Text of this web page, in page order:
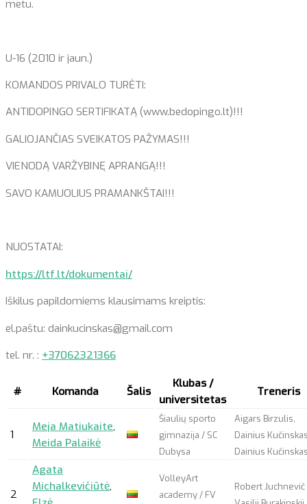
metu.
U-16 (2010 ir jaun.)
KOMANDOS PRIVALO TURĖTI:
ANTIDOPINGO SERTIFIKATĄ (www.bedopingo.lt)!!!
GALIOJANČIAS SVEIKATOS PAŽYMAS!!!
VIENODĄ VARŽYBINĘ APRANGĄ!!!
SAVO KAMUOLIUS PRAMANKŠTAI!!!
NUOSTATAI:
https://ltf.lt/dokumentai/
Iškilus papildomiems klausimams kreiptis:
el.paštu: dainkucinskas@gmail.com
tel. nr. : +37062321366
# Komanda Šalis
Klubas /
universitetas
Treneris
1
Meja Matiukaite,
Meida Palaikė
Šiaulių sporto
gimnazija / SC
Dubysa
Aigars Birzulis,
Dainius
Dainius
2
Agata
Michalkevičiūtė,
VolleyArt
academy / FV
Robert